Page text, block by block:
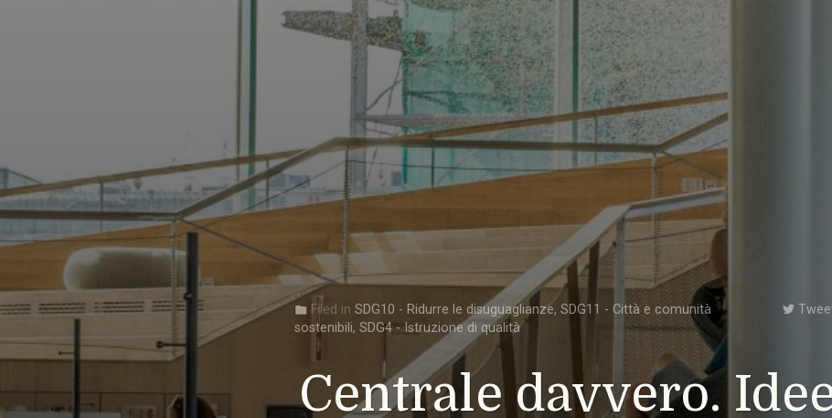
folder Filed in SDG10 - Ridurre le disuguaglianze, SDG11 - Città e comunità
sostenibili, SDG4 - Istruzione di qualità
Centrale davvero.